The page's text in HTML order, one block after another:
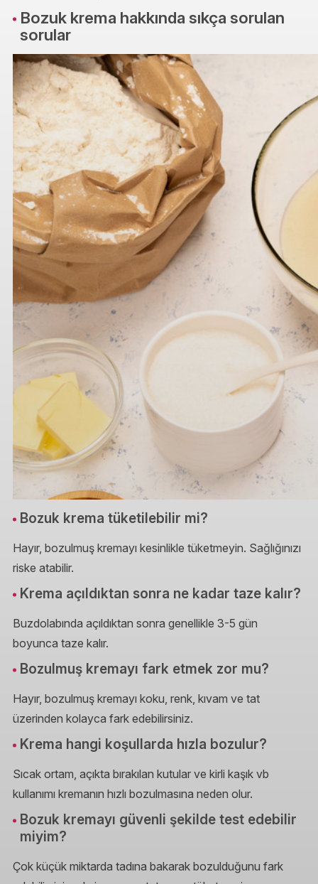
Bozuk krema hakkında sıkça sorulan
sorular
Bozuk krema tüketilebilir mi?
Hayır, bozulmuş kremayı kesinlikle tüketmeyin. Sağlığınızı
riske atabilir.
Krema açıldıktan sonra ne kadar taze kalır?
Buzdolabında açıldıktan sonra genellikle 3-5 gün
boyunca taze kalır.
Bozulmuş kremayı fark etmek zor mu?
Hayır, bozulmuş kremayı koku, renk, kıvam ve tat
üzerinden kolayca fark edebilirsiniz.
Krema hangi koşullarda hızla bozulur?
Sıcak ortam, açıkta bırakılan kutular ve kirli kaşık vb
kullanımı kremanın hızlı bozulmasına neden olur.
Bozuk kremayı güvenli şekilde test edebilir
miyim?
Çok küçük miktarda tadına bakarak bozulduğunu fark